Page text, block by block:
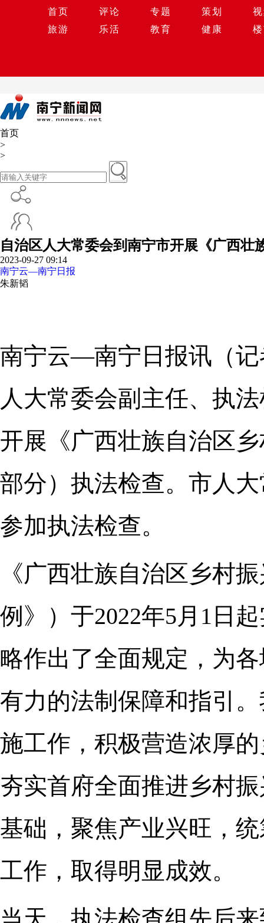
首页 评论 专题 策划
旅游
乐活 教育 健康
首页
>
>
自治区人大常委会到南宁市开展《广西壮
2023-09-27 09:14
南宁云—南宁日报
朱新韬
南宁云—南宁日报讯（记
人大常委会副主任、执
开展《广西壮族自治区
部分）执法检查。市人
参加执法检查。
《广西壮族自治区乡村
例》）于2022年5月1日
略作出了全面规定，为
有力的法制保障和指引
施工作，积极营造浓厚
夯实首府全面推进乡村
基础，聚焦产业兴旺，
工作，取得明显成效。